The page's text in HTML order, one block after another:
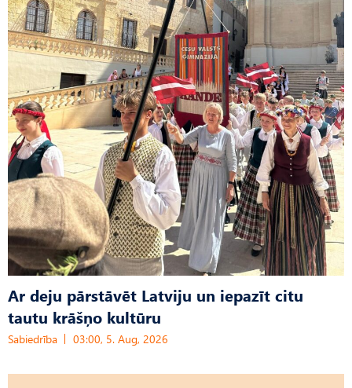
Ar deju pārstāvēt Latviju un iepazīt citu
tautu krāšņo kultūru
Sabiedrība 03:00, 5. Aug, 2026